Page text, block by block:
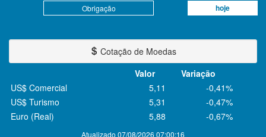
Obrigação hoje
Cotação de Moedas
Valor
Variação
Atualizado 07/08/2026 07:00:16
US$ Comercial 5,11
-0,41%
US$ Turismo
5,31
-0,47%
Euro (Real)
5,88 -0,67%